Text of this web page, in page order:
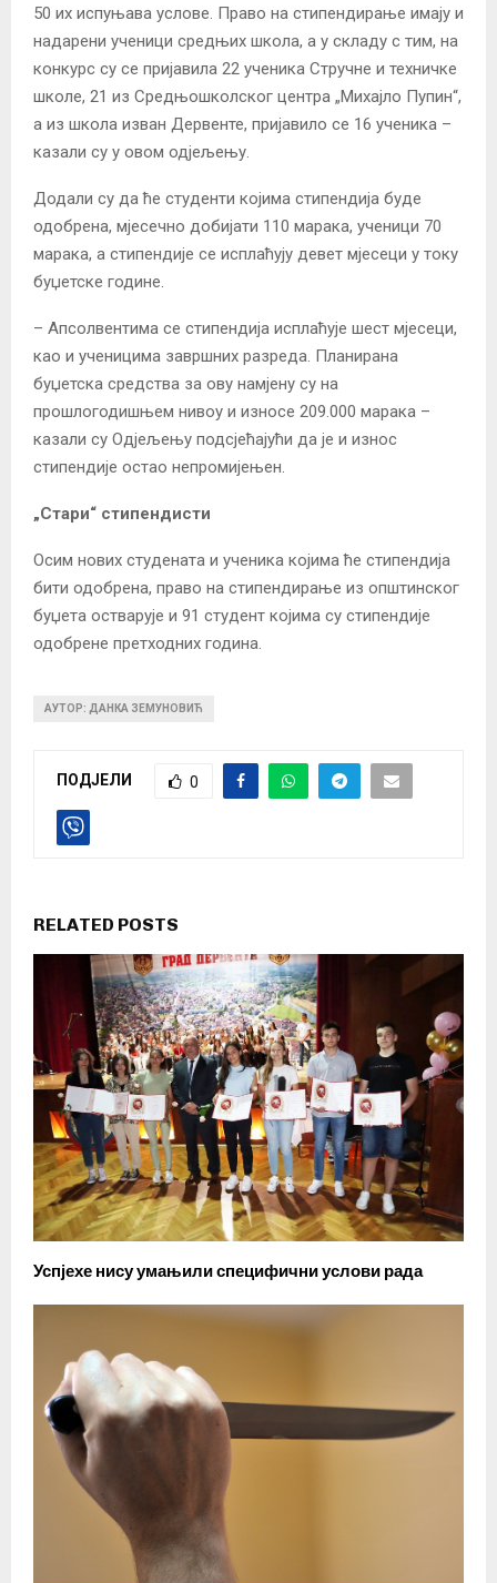
50 их испуњава услове. Право на стипендирање имају и
надарени ученици средњих школа, а у складу с тим, на
конкурс су се пријавила 22 ученика Стручне и техничке
школе, 21 из Средњошколског центра „Михајло Пупин“,
а из школа изван Дервенте, пријавило се 16 ученика –
казали су у овом одјељењу.
Додали су да ће студенти којима стипендија буде
одобрена, мјесечно добијати 110 марака, ученици 70
марака, а стипендије се исплаћују девет мјесеци у току
буџетске године.
– Апсолвентима се стипендија исплаћује шест мјесеци,
као и ученицима завршних разреда. Планирана
буџетска средства за ову намјену су на
прошлогодишњем нивоу и износе 209.000 марака –
казали су Одјељењу подсјећајући да је и износ
стипендије остао непромијењен.
„Стари“ стипендисти
Осим нових студената и ученика којима ће стипендија
бити одобрена, право на стипендирање из општинског
буџета остварује и 91 студент којима су стипендије
одобрене претходних година.
АУТОР: ДАНКА ЗЕМУНОВИЋ
ПОДЈЕЛИ 0
RELATED POSTS
Успјехе нису умањили специфични услови рада